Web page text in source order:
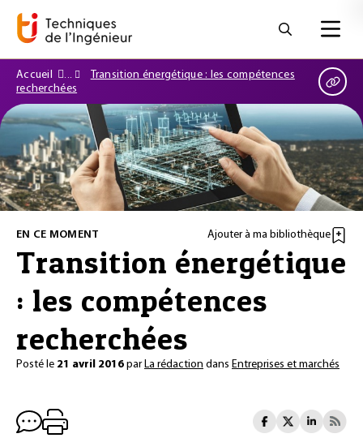
Accueil
Transition énergétique : les compétences
recherchées
EN CE MOMENT Ajouter à ma bibliothèque
Transition énergétique
: les compétences
recherchées
Posté le 21 avril 2016 par La rédaction dans Entreprises et marchés